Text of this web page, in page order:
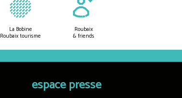
La Bobine
Roubaix tourisme
Roubaix
& friends
espace presse